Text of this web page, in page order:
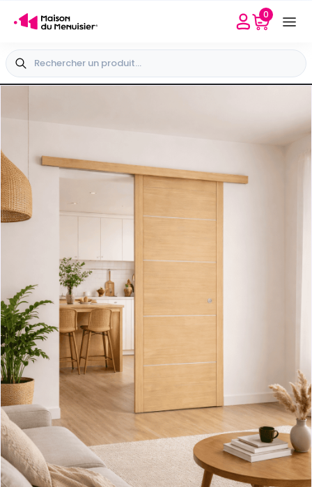
Besoin d'aide
0
-